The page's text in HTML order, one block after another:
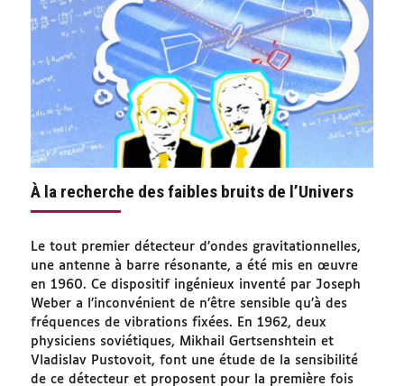
À la recherche des faibles bruits de l’Univers
Le tout premier détecteur d’ondes gravitationnelles,
une antenne à barre résonante, a été mis en œuvre
en 1960. Ce dispositif ingénieux inventé par Joseph
Weber a l’inconvénient de n’être sensible qu’à des
fréquences de vibrations fixées. En 1962, deux
physiciens soviétiques, Mikhail Gertsenshtein et
Vladislav Pustovoit, font une étude de la sensibilité
de ce détecteur et proposent pour la première fois